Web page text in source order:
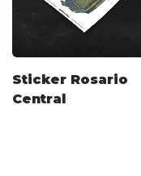
Sticker Rosario
Central